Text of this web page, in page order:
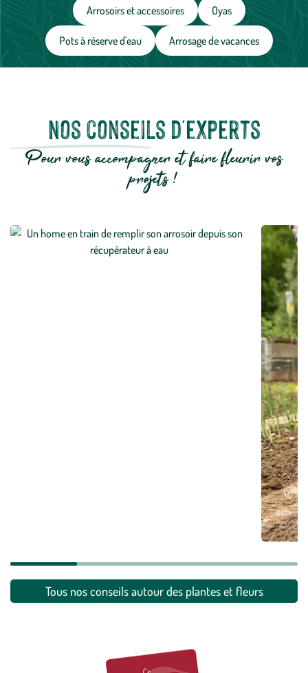
Arrosoirs et accessoires Oyas
Pots à réserve d'eau Arrosage de vacances
Nos conseils d'experts
Pour vous accompagner et faire fleurir vos
projets !
Toutes
Tous nos conseils autour des plantes et fleurs